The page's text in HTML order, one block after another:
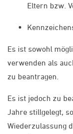
Eltern bzw.
Es ist sowohl
verwenden als
zu beantragen.
Es ist jedoch zu
Jahre stillgelegt,
Wiederzulassung